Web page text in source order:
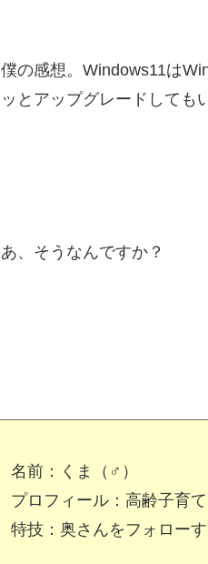
僕の感想。Windows11は
ッとアップグレードしても
あ、そうなんですか？
名前：くま（♂）
プロフィール：高齢子育
特技：奥さんをフォローす